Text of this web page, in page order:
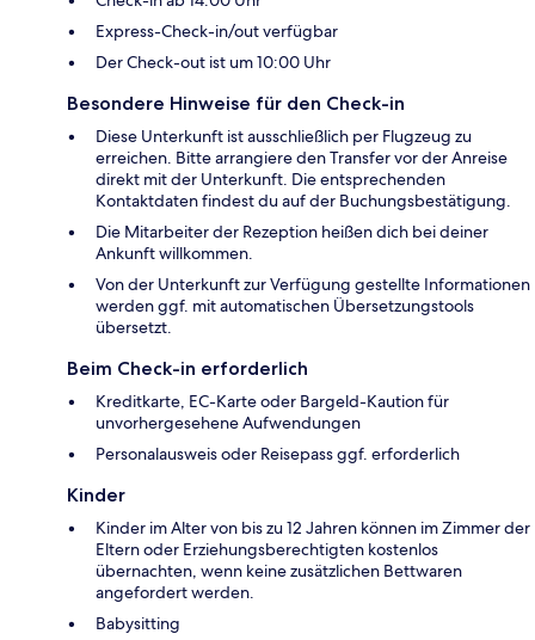
Express-Check-in/out verfügbar
Der Check-out ist um 10:00 Uhr
Besondere Hinweise für den Check-in
Diese Unterkunft ist ausschließlich per Flugzeug zu
erreichen. Bitte arrangiere den Transfer vor der Anreise
direkt mit der Unterkunft. Die entsprechenden
Kontaktdaten findest du auf der Buchungsbestätigung.
Die Mitarbeiter der Rezeption heißen dich bei deiner
Ankunft willkommen.
Von der Unterkunft zur Verfügung gestellte Informationen
werden ggf. mit automatischen Übersetzungstools
übersetzt.
Beim Check-in erforderlich
Kreditkarte, EC-Karte oder Bargeld-Kaution für
unvorhergesehene Aufwendungen
Personalausweis oder Reisepass ggf. erforderlich
Kinder
Kinder im Alter von bis zu 12 Jahren können im Zimmer der
Eltern oder Erziehungsberechtigten kostenlos
übernachten, wenn keine zusätzlichen Bettwaren
angefordert werden.
Babysitting